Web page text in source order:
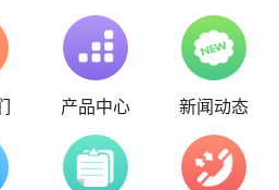
产品中心 新闻动态